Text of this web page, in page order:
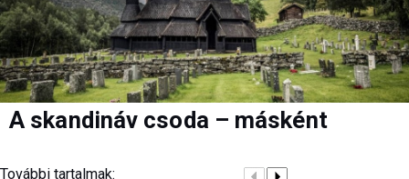
A skandináv csoda – másként
További tartalmak: